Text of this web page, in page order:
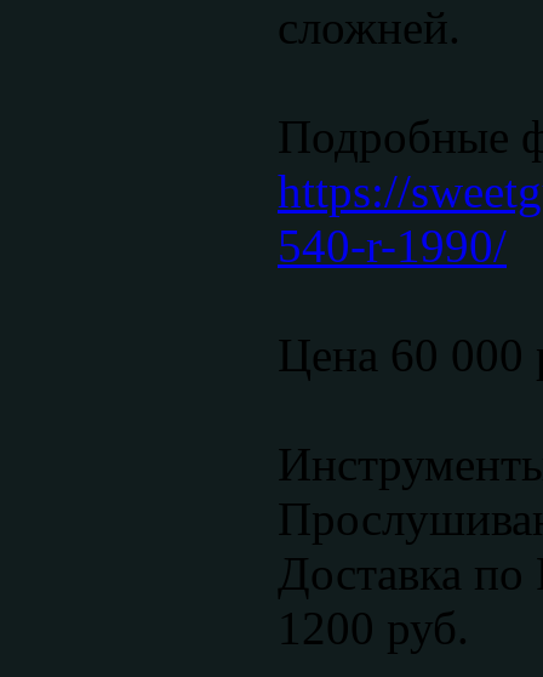
сложней.
Подробные
https://
540-r-1990/
Цена 60 000
Доставка
1200 руб.